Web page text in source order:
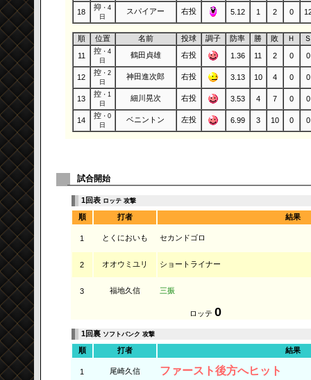
18
抑 ・4
日
スパイアー 右投 5.12 1 2 0
順 位置 名前 投球 調子 防率 勝 敗 Ｈ Ｓ
11
控 ・4
日
鶴田貞雄 右投 1.36 11 2 0 0
12
控 ・2
日
神田進次郎 右投 3.13 10 4 0 0
13
控 ・1
日
細川晃次 右投 3.53 4 7 0 0
14
控 ・0
日
ベニントン 左投 6.99 3 10 0 0
試合開始
1回表 ロッテ 攻撃
順 打者 結果
1 とくにおいも セカンドゴロ
2 オオウミユリ ショートライナー
3 福地久信 三振
ロッテ 0
1回裏 ソフトバンク 攻撃
順 打者 結果
1 尾崎久信 ファースト後方へヒット